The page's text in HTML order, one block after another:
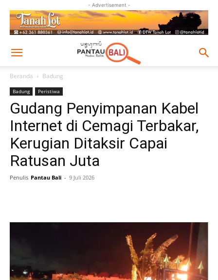
- Advertisement -
Beranda Badung
Badung Peristiwa
Gudang Penyimpanan Kabel
Internet di Cemagi Terbakar,
Kerugian Ditaksir Capai
Ratusan Juta
Penulis Pantau Bali - 9 Juli 2026